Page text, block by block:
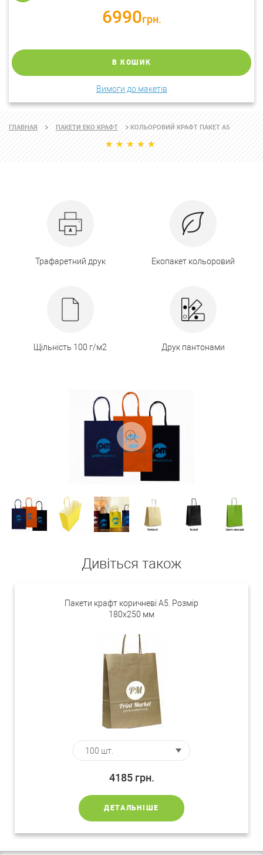
6990грн.
В КОШИК
Вимоги до макетів
ГЛАВНАЯ ПАКЕТИ ЕКО КРАФТ КОЛЬОРОВИЙ КРАФТ ПАКЕТ А5
Трафаретний друк Екопакет кольоровий
Щільність 100 г/м2 Друк пантонами
Дивіться також
Пакети крафт коричневі A5. Розмір
180х250 мм
4185 грн.
ДЕТАЛЬНІШЕ